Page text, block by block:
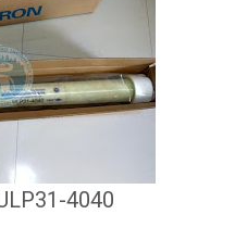
4040